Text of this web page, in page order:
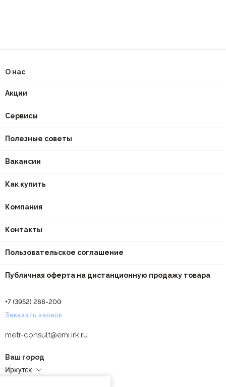
О нас
Акции
Сервисы
Полезные советы
Вакансии
Как купить
Компания
Контакты
Пользовательское соглашение
Публичная оферта на дистанционную продажу товара
+7 (3952) 288-200
Заказать звонок
metr-consult@emi.irk.ru
Ваш город
Иркутск